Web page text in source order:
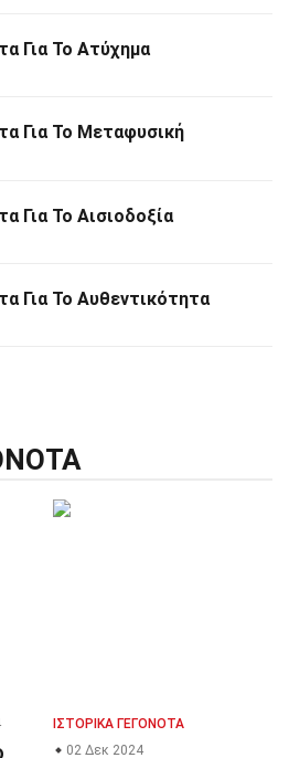
Για Το Ατύχημα
Για Το Μεταφυσική
Για Το Αισιοδοξία
Για Το Αυθεντικότητα
ΙΣΤΟΡΙΚΆ ΓΕΓΟΝΌΤΑ
02 Δεκ 2024